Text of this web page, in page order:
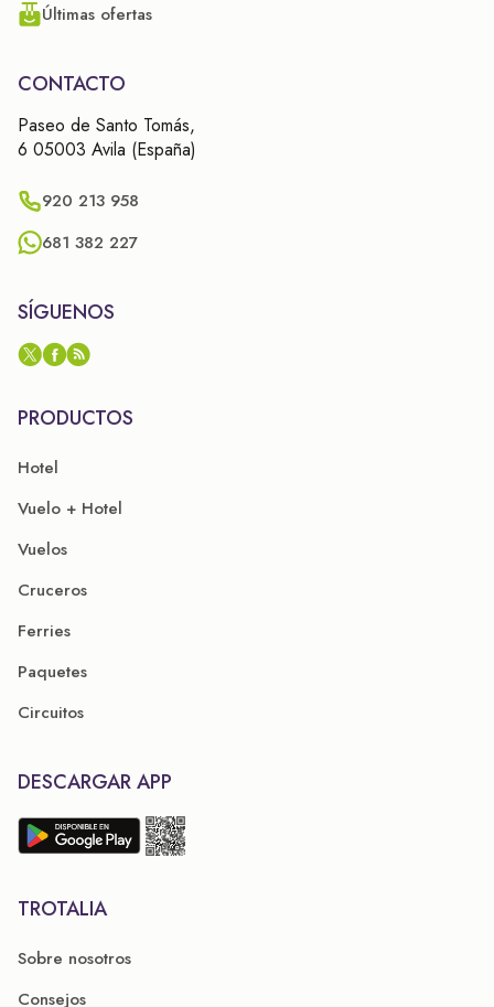
Últimas ofertas
CONTACTO
Paseo de Santo Tomás,
6 05003 Avila (España)
920 213 958
681 382 227
SÍGUENOS
PRODUCTOS
Hotel
Vuelo + Hotel
Vuelos
Cruceros
Ferries
Paquetes
Circuitos
DESCARGAR APP
TROTALIA
Sobre nosotros
Consejos